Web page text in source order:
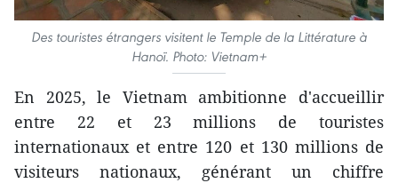
Des touristes étrangers visitent le Temple de la Littérature à
Hanoï. Photo: Vietnam+
En 2025, le Vietnam ambitionne d'accueillir
entre 22 et 23 millions de touristes
internationaux et entre 120 et 130 millions de
visiteurs nationaux, générant un chiffre